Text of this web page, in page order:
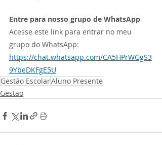
Entre para nosso grupo de WhatsApp
Acesse este link para entrar no meu
grupo do WhatsApp:
https://chat.whatsapp.com/CA5HPrWGgS3
9YbeDKFgE5U
Gestão EscolarAluno Presente
Gestão